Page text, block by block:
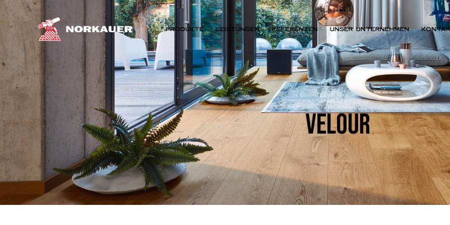
PRODUKTE LEISTUNGEN REFERENZEN UNSER UNTERNEHMEN
VELOUR